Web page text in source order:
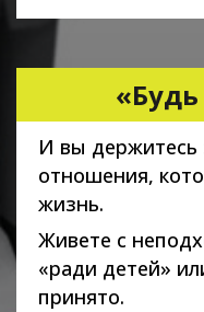
И вы держитесь
отношения,
жизнь.
Живете с
«ради детей»
принято.